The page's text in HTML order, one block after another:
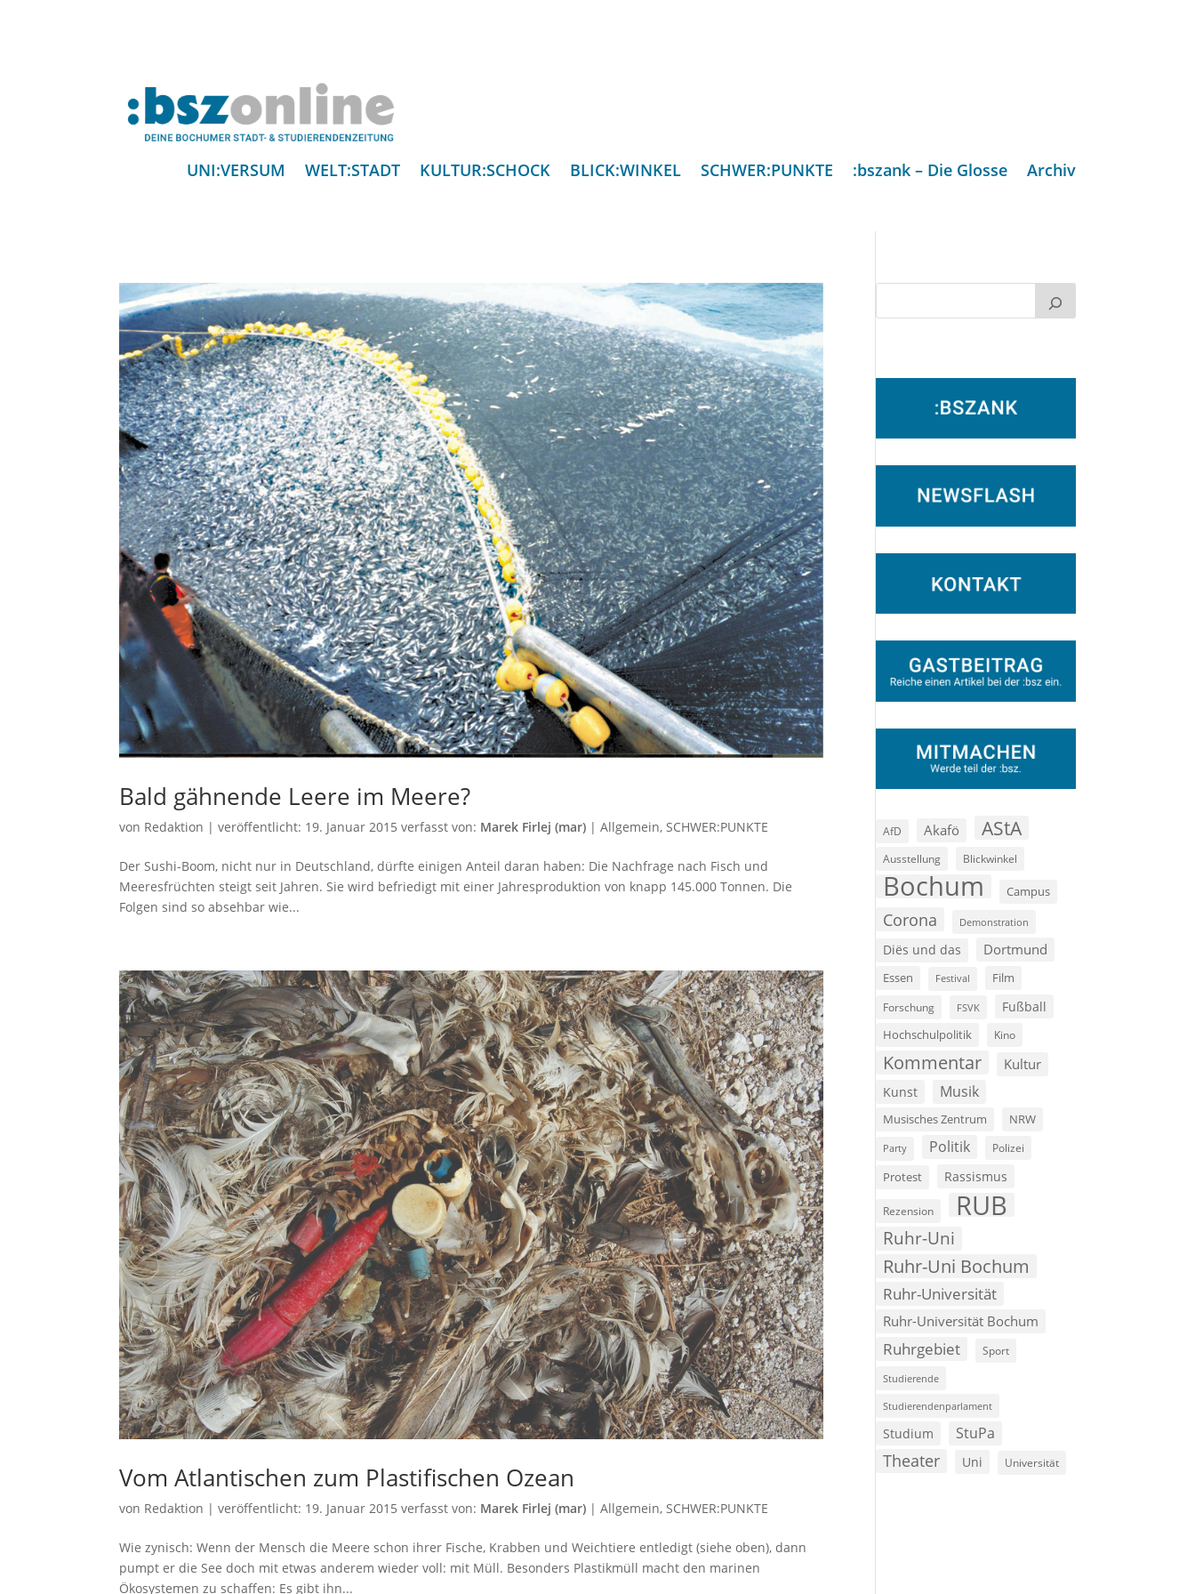
UNI:VERSUM WELT:STADT KULTUR:SCHOCK BLICK:WINKEL SCHWER:PUNKTE :bszank – Die Glosse Archiv
Bald gähnende Leere im Meere?
von Redaktion |veröffentlicht: 19. Januar 2015 verfasst von: Marek Firlej (mar) |Allgemein, SCHWER:PUNKTE
Der Sushi-Boom, nicht nur in Deutschland, dürfte einigen Anteil daran haben: Die Nachfrage nach Fisch und
Meeresfrüchten steigt seit Jahren. Sie wird befriedigt mit einer Jahresproduktion von knapp 145.000 Tonnen. Die
Folgen sind so absehbar wie...
Vom Atlantischen zum Plastifischen Ozean
von Redaktion |veröffentlicht: 19. Januar 2015 verfasst von: Marek Firlej (mar) |Allgemein,SCHWER:PUNKTE
Wie zynisch: Wenn der Mensch die Meere schon ihrer Fische, Krabben und Weichtiere entledigt (siehe oben), dann
pumpt er die See doch mit etwas anderem wieder voll: mit Müll. Besonders Plastikmüll macht den marinen
Ökosystemen zu schaffen: Es gibt ihn...
AfD Akafö AStA
Ausstellung Blickwinkel
Bochum Campus
Corona Demonstration
Diës und das Dortmund
Essen Festival Film
Forschung FSVK Fußball
Hochschulpolitik Kino
Kommentar Kultur
Kunst Musik
Musisches Zentrum NRW
Party Politik Polizei
Protest Rassismus
Rezension RUB
Ruhr-Uni
Ruhr-Uni Bochum
Ruhr-Universität
Ruhr-Universität Bochum
Ruhrgebiet Sport
Studierende
Studierendenparlament
Studium StuPa
Theater Uni Universität